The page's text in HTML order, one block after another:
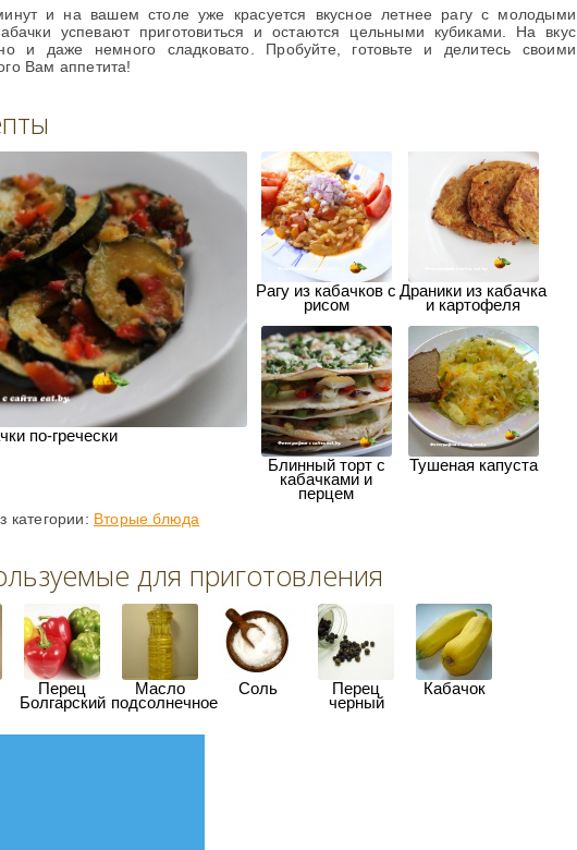
и на вашем столе уже красуется вкусное летнее рагу с молодыми
успевают приготовиться и остаются цельными кубиками. На вкус
и даже немного сладковато. Пробуйте, готовьте и делитесь своими
Вам аппетита!
по-гречески
Рагу из кабачков с
рисом
Драники из кабачка
и картофеля
Блинный торт с
кабачками и
перцем
Тушеная капуста
категории: Вторые блюда
для приготовления
Перец
Болгарский
Масло
подсолнечное
Соль Перец
черный
Кабачок